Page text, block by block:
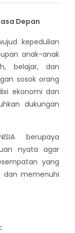
Depan
kepedulian
anak-anak
belajar, dan
sosok orang
ekonomi dan
dukungan
berupaya
nyata agar
yang
dan memenuhi